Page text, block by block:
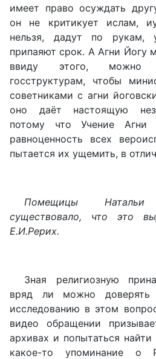
имеет право осуждать
он не критикует ислам,
нельзя, дадут по рукам,
припаяют срок. А Агни Йогу
ввиду этого, можно
госструктурам, чтобы
советниками с агни
оно даёт настоящую
потому что Учение Агни
равноценность всех
пытается их ущемить, в
Помещицы
существовало, что это
Е.И.Рерих.
Зная религиозную
вряд ли можно доверять
исследованию в этом
видео обращении
архивах и попытаться найти
какое-то упоминание о